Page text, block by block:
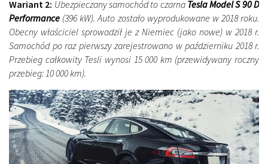
Wariant 2: Ubezpieczany samochód to czarna Tesla Model S 90 D
Performance (396 kW). Auto zostało wyprodukowane w 2018 roku.
Obecny właściciel sprowadził je z Niemiec (jako nowe) w 2018 r.
Samochód po raz pierwszy zarejestrowano w październiku 2018 r.
Przebieg całkowity Tesli wynosi 15 000 km (przewidywany roczny
przebieg: 10 000 km).